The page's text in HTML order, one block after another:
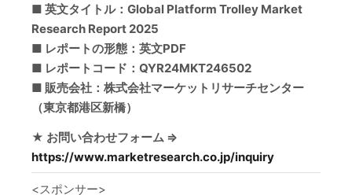
■ 英文タイトル：Global Platform Trolley Market
Research Report 2025
■ レポートの形態：英文PDF
■ レポートコード：QYR24MKT246502
■ 販売会社：株式会社マーケットリサーチセンター
（東京都港区新橋）
★ お問い合わせフォーム ⇒
https://www.marketresearch.co.jp/inquiry
<スポンサー>